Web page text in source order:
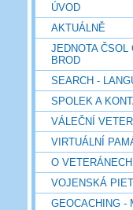
ÚVOD
AKTUÁLNĚ
JEDNOTA ČSOL
BROD
SEARCH -
SPOLEK A
VÁLEČNÍ
VIRTUÁLNÍ
O VETERÁNECH
VOJENSKÁ
GEOCACHING -